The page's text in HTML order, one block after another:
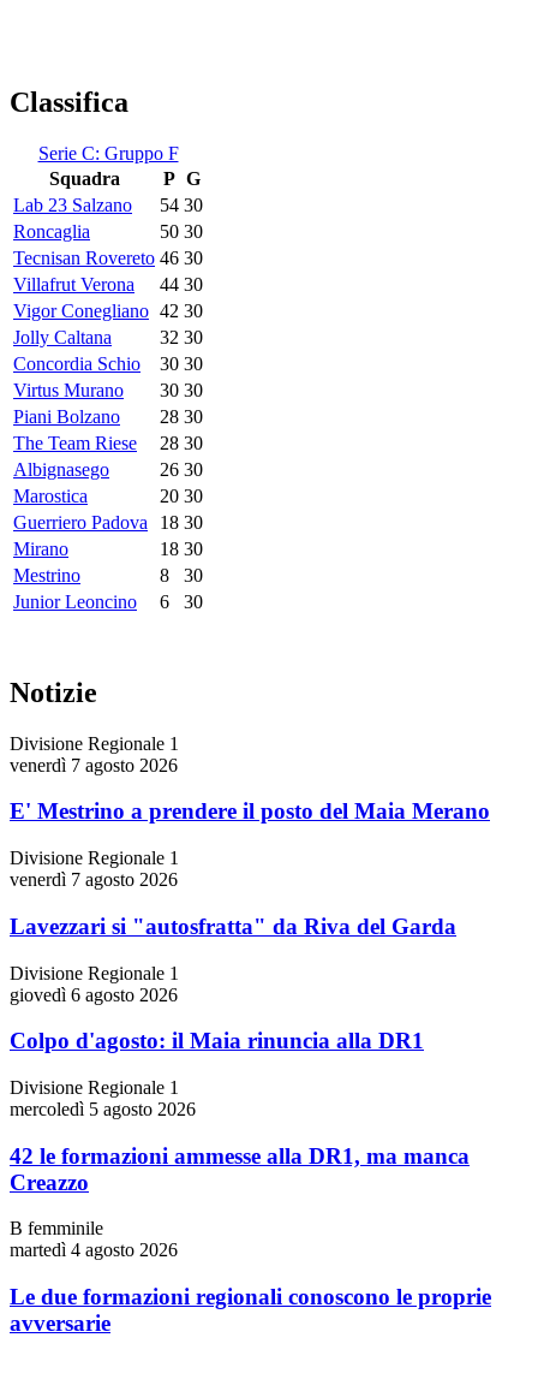
Classifica
Serie C: Gruppo F
Squadra
P G
Lab 23 Salzano
54 30
Roncaglia
50 30
Tecnisan Rovereto 46 30
Villafrut Verona
44 30
Vigor Conegliano 42 30
Jolly Caltana
32 30
Concordia Schio
30 30
Virtus Murano
30 30
Piani Bolzano
28 30
The Team Riese
28 30
Albignasego
26 30
Marostica
20 30
Guerriero Padova
18 30
Mirano
18 30
Mestrino
8
30
Junior Leoncino
6 30
Notizie
Divisione Regionale 1
venerdì 7 agosto 2026
E' Mestrino a prendere il posto del Maia Merano
Divisione Regionale 1
venerdì 7 agosto 2026
Lavezzari si "autosfratta" da Riva del Garda
Divisione Regionale 1
giovedì 6 agosto 2026
Colpo d'agosto: il Maia rinuncia alla DR1
Divisione Regionale 1
mercoledì 5 agosto 2026
42 le formazioni ammesse alla DR1, ma manca
Creazzo
B femminile
martedì 4 agosto 2026
Le due formazioni regionali conoscono le proprie
avversarie